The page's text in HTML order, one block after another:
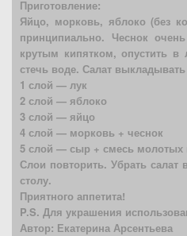
Приготовление:
Яйцо, морковь, яблоко (без
принципиально. Чеснок
крутым кипятком, опустить
стечь воде. Салат
1 слой — лук
2 слой — яблоко
3 слой — яйцо
4 слой — морковь + чеснок
5 слой — сыр + смесь молотых
Слои повторить. Убрать салат
столу.
Приятного аппетита!
P.S. Для украшения
Автор: Екатерина Арсентьева